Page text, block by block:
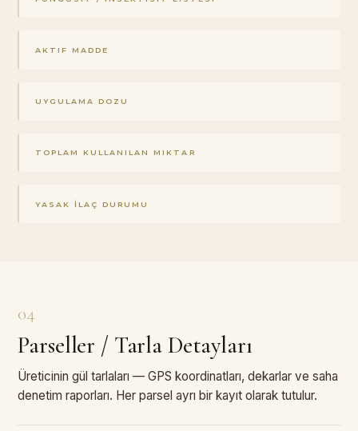
AKTIF MADDE
UYGULAMA DOZU
TOPLAM KULLANILAN MIKTAR
YASAK İLAÇ DURUMU
04
Parseller / Tarla Detayları
Üreticinin gül tarlaları — GPS koordinatları, dekarlar ve saha
denetim raporları. Her parsel ayrı bir kayıt olarak tutulur.